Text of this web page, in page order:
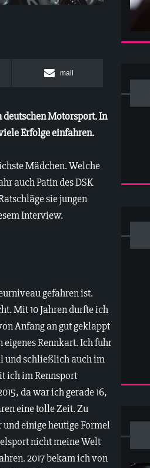
mail
deutschen Motorsport. In
Erfolge einfahren.
Mädchen. Welche
auch Patin des DSK
sie jungen
Interview.
gefahren ist.
Mit 10 Jahren durfte ich
Anfang an gut geklappt
Rennkart. Ich fuhr
und schließlich auch im
ich im Rennsport
da war ich gerade 16,
eine tolle Zeit. Zu
einige heutige Formel
nicht meine Welt
2017 bekam ich von